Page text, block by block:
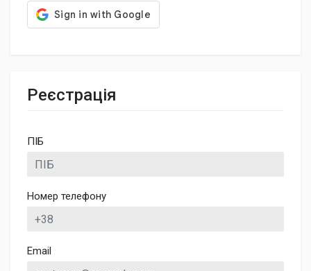
Реєстрація
ПІБ
Номер телефону
Email